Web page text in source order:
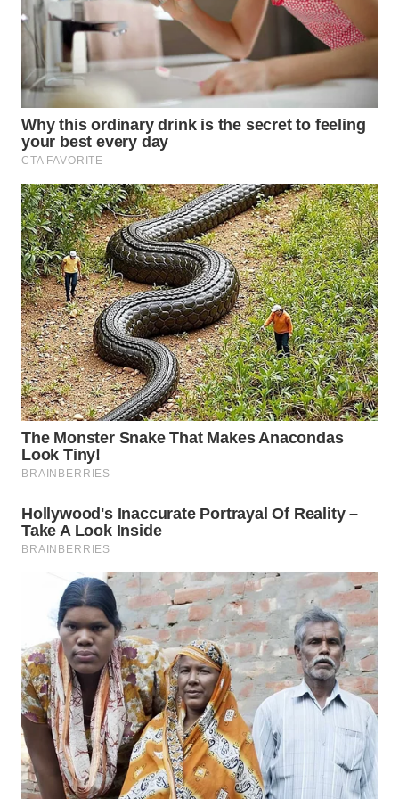
WN
PRIANGAN
TIMUR
WN
SEMARANG
WN
SOLO
WN
BOROBUDUR
WN
MADURA
WN
SURABAYA
WN
NATUNA
BINTAN
WN
MANDALIKA
WN
LIKUPANG
WN
LABUANBAJO
WN
BORNEO